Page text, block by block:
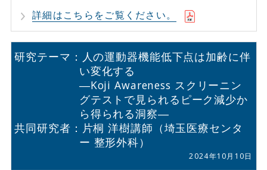
詳細はこちらをご覧ください。
研究テーマ：人の運動器機能低下点は加齢に伴
い変化する
―Koji Awareness スクリーニン
グテストで見られるピーク減少か
ら得られる洞察―
共同研究者：片桐 洋樹講師（埼玉医療センタ
ー 整形外科）
2024年10月10日